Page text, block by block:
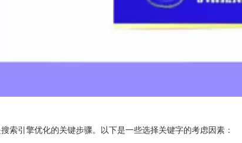
索引擎优化的关键步骤。以下是一些选择关键字的考虑因素：